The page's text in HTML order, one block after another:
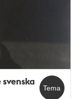
Tema